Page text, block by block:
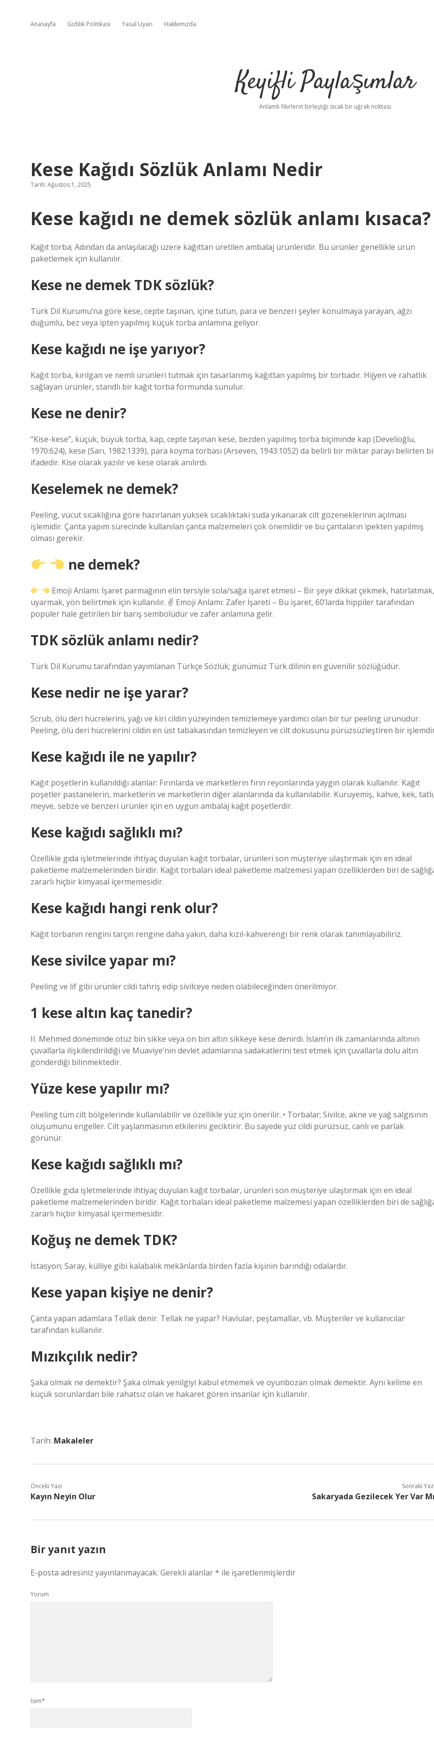
Anasayfa Gizlilik Politikası Yasal Uyarı Hakkımızda
Keyifli Paylaşımlar
Anlamlı fikirlerin birleştiği sıcak bir uğrak noktası.
Kese Kağıdı Sözlük Anlamı Nedir
Tarih: Ağustos 1, 2025
Kese kağıdı ne demek sözlük anlamı kısaca?
Kağıt torba; Adından da anlaşılacağı üzere kağıttan üretilen ambalaj ürünleridir. Bu ürünler genellikle ürün
paketlemek için kullanılır.
Kese ne demek TDK sözlük?
Türk Dil Kurumu’na göre kese, cepte taşınan, içine tütün, para ve benzeri şeyler konulmaya yarayan, ağzı
düğümlü, bez veya ipten yapılmış küçük torba anlamına geliyor.
Kese kağıdı ne işe yarıyor?
Kağıt torba, kırılgan ve nemli ürünleri tutmak için tasarlanmış kağıttan yapılmış bir torbadır. Hijyen ve rahatlık
sağlayan ürünler, standlı bir kağıt torba formunda sunulur.
Kese ne denir?
“Kise-kese”, küçük, büyük torba, kap, cepte taşınan kese, bezden yapılmış torba biçiminde kap (Develioğlu,
1970:624), kese (Sarı, 1982:1339), para koyma torbası (Arseven, 1943:1052) da belirli bir miktar parayı belirten
ifadedir. Kise olarak yazılır ve kese olarak anılırdı.
Keselemek ne demek?
Peeling, vücut sıcaklığına göre hazırlanan yüksek sıcaklıktaki suda yıkanarak cilt gözeneklerinin açılması
işlemidir. Çanta yapım sürecinde kullanılan çanta malzemeleri çok önemlidir ve bu çantaların ipekten yapılmış
olması gerekir.
ne demek?
Emoji Anlamı: İşaret parmağının elin tersiyle sola/sağa işaret etmesi – Bir şeye dikkat çekmek,
uyarmak, yön belirtmek için kullanılır. ✌ Emoji Anlamı: Zafer İşareti – Bu işaret, 60’larda hippiler tarafından
popüler hale getirilen bir barış sembolüdür ve zafer anlamına gelir.
TDK sözlük anlamı nedir?
Türk Dil Kurumu tarafından yayımlanan Türkçe Sözlük; günümüz Türk dilinin en güvenilir sözlüğüdür.
Kese nedir ne işe yarar?
Scrub, ölü deri hücrelerini, yağı ve kiri cildin yüzeyinden temizlemeye yardımcı olan bir tür peeling ürünüdür.
Peeling, ölü deri hücrelerini cildin en üst tabakasından temizleyen ve cilt dokusunu pürüzsüzleştiren bir
Kese kağıdı ile ne yapılır?
Kağıt poşetlerin kullanıldığı alanlar: Fırınlarda ve marketlerin fırın reyonlarında yaygın olarak kullanılır. Kağıt
poşetler pastanelerin, marketlerin ve marketlerin diğer alanlarında da kullanılabilir. Kuruyemiş, kahve, kek,
meyve, sebze ve benzeri ürünler için en uygun ambalaj kağıt poşetlerdir.
Kese kağıdı sağlıklı mı?
Özellikle gıda işletmelerinde ihtiyaç duyulan kağıt torbalar, ürünleri son müşteriye ulaştırmak için en ideal
paketleme malzemelerinden biridir. Kağıt torbaları ideal paketleme malzemesi yapan özelliklerden biri de
zararlı hiçbir kimyasal içermemesidir.
Kese kağıdı hangi renk olur?
Kağıt torbanın rengini tarçın rengine daha yakın, daha kızıl-kahverengi bir renk olarak tanımlayabiliriz.
Kese sivilce yapar mı?
Peeling ve lif gibi ürünler cildi tahriş edip sivilceye neden olabileceğinden önerilmiyor.
1 kese altın kaç tanedir?
II. Mehmed döneminde otuz bin sikke veya on bin altın sikkeye kese denirdi. İslam’ın ilk zamanlarında altının
çuvallarla ilişkilendirildiği ve Muaviye’nin devlet adamlarına sadakatlerini test etmek için çuvallarla dolu altın
gönderdiği bilinmektedir.
Yüze kese yapılır mı?
Peeling tüm cilt bölgelerinde kullanılabilir ve özellikle yüz için önerilir. • Torbalar; Sivilce, akne ve yağ salgısının
oluşumunu engeller. Cilt yaşlanmasının etkilerini geciktirir. Bu sayede yüz cildi pürüzsüz, canlı ve parlak
görünür.
Kese kağıdı sağlıklı mı?
Özellikle gıda işletmelerinde ihtiyaç duyulan kağıt torbalar, ürünleri son müşteriye ulaştırmak için en ideal
paketleme malzemelerinden biridir. Kağıt torbaları ideal paketleme malzemesi yapan özelliklerden biri de
zararlı hiçbir kimyasal içermemesidir.
Koğuş ne demek TDK?
İstasyon; Saray, külliye gibi kalabalık mekânlarda birden fazla kişinin barındığı odalardır.
Kese yapan kişiye ne denir?
Çanta yapan adamlara Tellak denir. Tellak ne yapar? Havlular, peştamallar, vb. Müşteriler ve kullanıcılar
tarafından kullanılır.
Mızıkçılık nedir?
Şaka olmak ne demektir? Şaka olmak yenilgiyi kabul etmemek ve oyunbozan olmak demektir. Aynı kelime en
küçük sorunlardan bile rahatsız olan ve hakaret gören insanlar için kullanılır.
Tarih: Makaleler
Önceki Yazı
Kayın Neyin Olur
Sonraki
Sakaryada Gezilecek Yer Var
Bir yanıt yazın
E-posta adresiniz yayınlanmayacak. Gerekli alanlar* ile işaretlenmişlerdir
Yorum
İsim*